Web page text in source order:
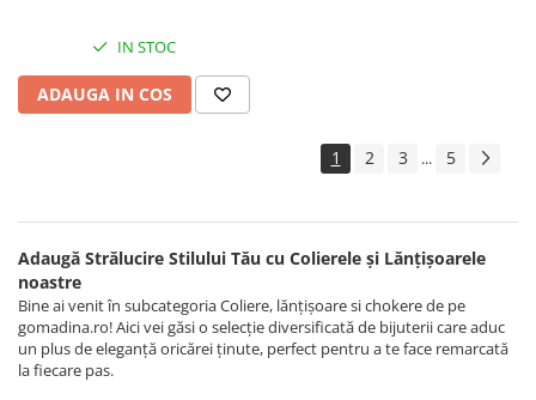
IN STOC
ADAUGA IN COS
1 2 3 ... 5
Adaugă Strălucire Stilului Tău cu Colierele și Lănțișoarele
noastre
Bine ai venit în subcategoria Coliere, lănțișoare si chokere de pe
gomadina.ro! Aici vei găsi o selecție diversificată de bijuterii care aduc
un plus de eleganță oricărei ținute, perfect pentru a te face remarcată
la fiecare pas.